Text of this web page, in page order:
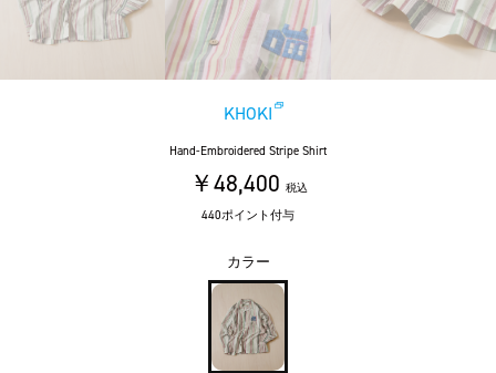
KHOKI
Hand-Embroidered Stripe Shirt
￥48,400 税込
440ポイント付与
カラー